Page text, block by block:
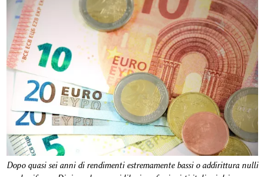
Dopo quasi sei anni di rendimenti estremamente bassi o addirittura nulli